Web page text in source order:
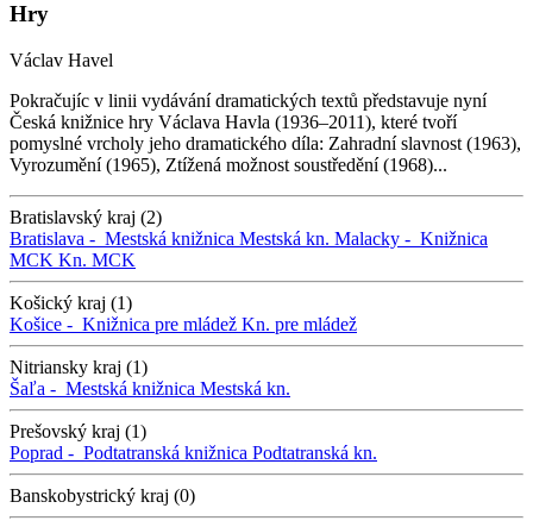
Hry
Václav Havel
Pokračujíc v linii vydávání dramatických textů představuje nyní
Česká knižnice hry Václava Havla (1936–2011), které tvoří
pomyslné vrcholy jeho dramatického díla: Zahradní slavnost (1963),
Vyrozumění (1965), Ztížená možnost soustředění (1968)...
Bratislavský kraj (2)
Bratislava - Mestská knižnica Mestská kn. Malacky - Knižnica
MCK Kn. MCK
Košický kraj (1)
Košice - Knižnica pre mládež Kn. pre mládež
Nitriansky kraj (1)
Šaľa - Mestská knižnica Mestská kn.
Prešovský kraj (1)
Poprad - Podtatranská knižnica Podtatranská kn.
Banskobystrický kraj (0)